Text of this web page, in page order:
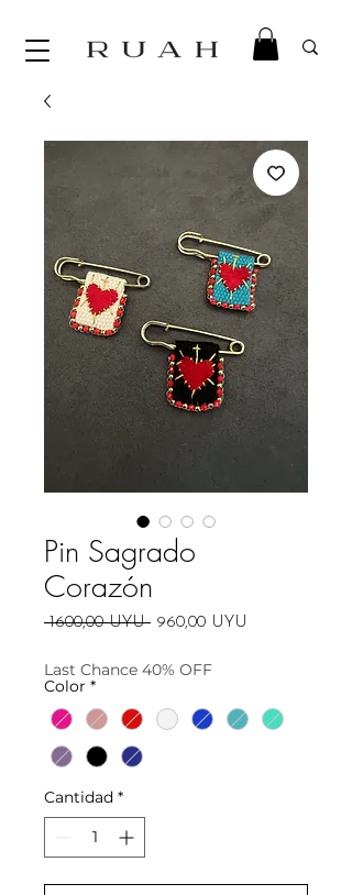
Pin Sagrado
Corazón
1600,00 UYU Precio
960,00 UYU
Last Chance 40% OFF
Color *
Cantidad *